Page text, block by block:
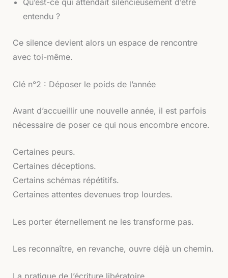
Qu’est-ce qui attendait silencieusement d’être
entendu ?
Ce silence devient alors un espace de rencontre
avec toi-même.
Clé n°2 : Déposer le poids de l’année
Avant d’accueillir une nouvelle année, il est parfois
nécessaire de poser ce qui nous encombre encore.
Certaines peurs.
Certaines déceptions.
Certains schémas répétitifs.
Certaines attentes devenues trop lourdes.
Les porter éternellement ne les transforme pas.
Les reconnaître, en revanche, ouvre déjà un chemin.
La pratique de l’écriture libératoire